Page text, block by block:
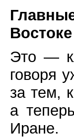
Востоке
Это —
говоря
за тем,
а
Иране.